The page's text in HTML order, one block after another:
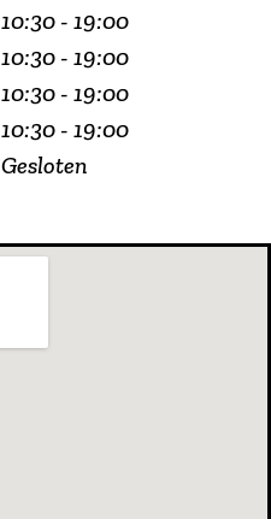
10:30 - 19:00
10:30 - 19:00
10:30 - 19:00
10:30 - 19:00
Gesloten